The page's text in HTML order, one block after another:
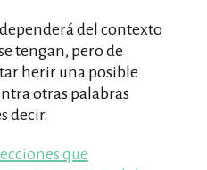
del contexto
tengan, pero de
herir una posible
otras palabras
decir.
que